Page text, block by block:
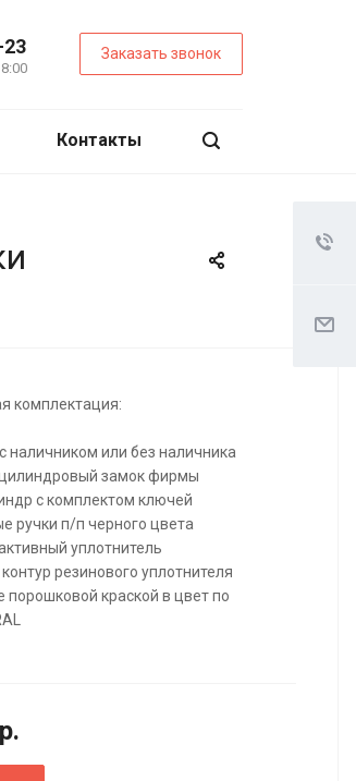
23 Заказать звонок
Контакты
комплектация:
наличником или без наличника
замок фирмы
с комплектом ключей
ручки п/п черного цвета
уплотнитель
резинового уплотнителя
краской в цвет по
р.